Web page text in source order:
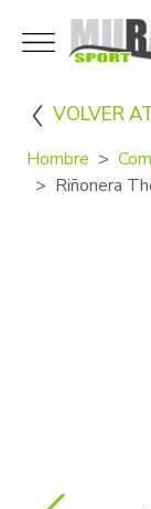
VOLVER
Hombre
Riñonera